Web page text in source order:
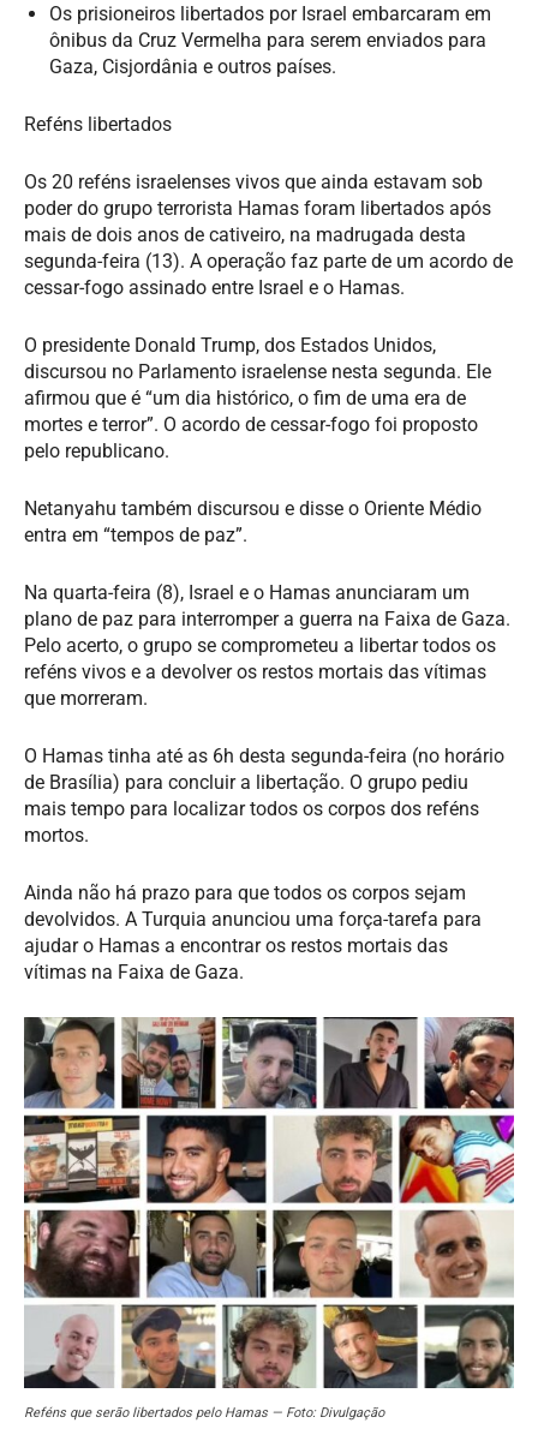
Os prisioneiros libertados por Israel embarcaram em
ônibus da Cruz Vermelha para serem enviados para
Gaza, Cisjordânia e outros países.
Reféns libertados
Os 20 reféns israelenses vivos que ainda estavam sob
poder do grupo terrorista Hamas foram libertados após
mais de dois anos de cativeiro, na madrugada desta
segunda-feira (13). A operação faz parte de um acordo de
cessar-fogo assinado entre Israel e o Hamas.
O presidente Donald Trump, dos Estados Unidos,
discursou no Parlamento israelense nesta segunda. Ele
afirmou que é “um dia histórico, o fim de uma era de
mortes e terror”. O acordo de cessar-fogo foi proposto
pelo republicano.
Netanyahu também discursou e disse o Oriente Médio
entra em “tempos de paz”.
Na quarta-feira (8), Israel e o Hamas anunciaram um
plano de paz para interromper a guerra na Faixa de Gaza.
Pelo acerto, o grupo se comprometeu a libertar todos os
reféns vivos e a devolver os restos mortais das vítimas
que morreram.
O Hamas tinha até as 6h desta segunda-feira (no horário
de Brasília) para concluir a libertação. O grupo pediu
mais tempo para localizar todos os corpos dos reféns
mortos.
Ainda não há prazo para que todos os corpos sejam
devolvidos. A Turquia anunciou uma força-tarefa para
ajudar o Hamas a encontrar os restos mortais das
vítimas na Faixa de Gaza.
Reféns que serão libertados pelo Hamas — Foto: Divulgação